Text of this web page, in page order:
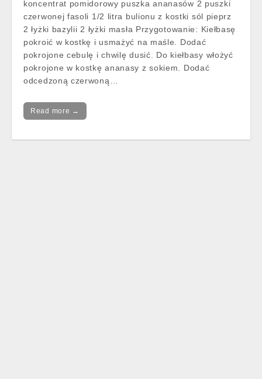
koncentrat pomidorowy puszka ananasów 2 puszki
czerwonej fasoli 1/2 litra bulionu z kostki sól pieprz
2 łyżki bazylii 2 łyżki masła Przygotowanie: Kiełbasę
pokroić w kostkę i usmażyć na maśle. Dodać
pokrojone cebulę i chwilę dusić. Do kiełbasy włożyć
pokrojone w kostkę ananasy z sokiem. Dodać
odcedzoną czerwoną…
Read more →